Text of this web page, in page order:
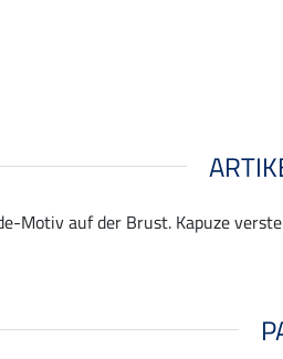
Motiv auf der Brust. Kapuze